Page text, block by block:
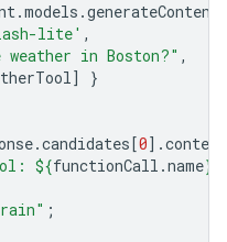
.models .generateContent
lite' ,
weather in Boston?" ,
]
}
.candidates[0].content
${functionCall .name}
;